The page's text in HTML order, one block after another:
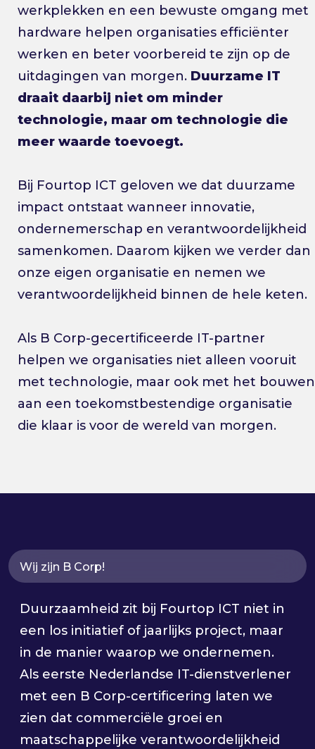
werkplekken en een bewuste omgang met
hardware helpen organisaties efficiënter
werken en beter voorbereid te zijn op de
uitdagingen van morgen. Duurzame IT
draait daarbij niet om minder
technologie, maar om technologie die
meer waarde toevoegt.
Bij Fourtop ICT geloven we dat duurzame
impact ontstaat wanneer innovatie,
ondernemerschap en verantwoordelijkheid
samenkomen. Daarom kijken we verder dan
onze eigen organisatie en nemen we
verantwoordelijkheid binnen de hele keten.
Als B Corp-gecertificeerde IT-partner
helpen we organisaties niet alleen vooruit
met technologie, maar ook met het bouwen
aan een toekomstbestendige organisatie
die klaar is voor de wereld van morgen.
Wij zijn B Corp!
Duurzaamheid zit bij Fourtop ICT niet in
een los initiatief of jaarlijks project, maar
in de manier waarop we ondernemen.
Als eerste Nederlandse IT-dienstverlener
met een B Corp-certificering laten we
zien dat commerciële groei en
maatschappelijke verantwoordelijkheid